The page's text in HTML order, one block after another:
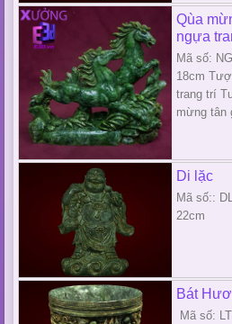
Qùa
ngựa
Mã số:
18cm
trang trí
mừng tân
Di lặc
Mã số::
22cm
Bát
Mã số: